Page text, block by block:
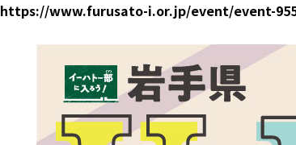
https://www.furusato-i.or.jp/event/event-